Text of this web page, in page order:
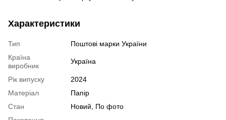
Характеристики
Тип
Поштові марки України
Країна
виробник
Україна
Рік випуску
2024
Матеріал
Папір
Стан
Новий, По фото